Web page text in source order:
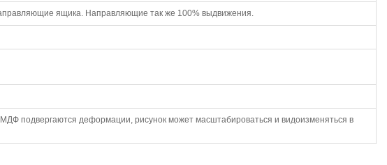
ящика. Направляющие так же 100% выдвижения.
подвергаются деформации, рисунок может масштабироваться и видоизменяться в